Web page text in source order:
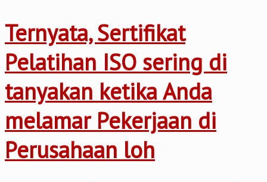
Ternyata, Sertifikat
Pelatihan ISO sering di
tanyakan ketika Anda
melamar Pekerjaan di
Perusahaan loh